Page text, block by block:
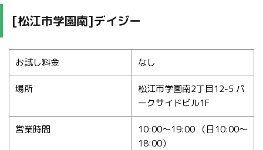
[松江市学園南]デイジー
お試し料金 なし
場所
松江市学園南2丁目12-5 パ
ークサイドビル1F
営業時間
10:00～19:00 （日10:00～
18:00）